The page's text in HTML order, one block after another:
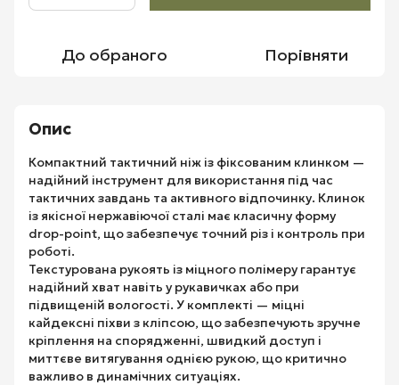
До обраного Порівняти
Опис
Компактний тактичний ніж із фіксованим клинком —
надійний інструмент для використання під час
тактичних завдань та активного відпочинку. Клинок
із якісної нержавіючої сталі має класичну форму
drop-point, що забезпечує точний різ і контроль при
роботі.
Текстурована рукоять із міцного полімеру гарантує
надійний хват навіть у рукавичках або при
підвищеній вологості. У комплекті — міцні
кайдексні піхви з кліпсою, що забезпечують зручне
кріплення на спорядженні, швидкий доступ і
миттєве витягування однією рукою, що критично
важливо в динамічних ситуаціях.